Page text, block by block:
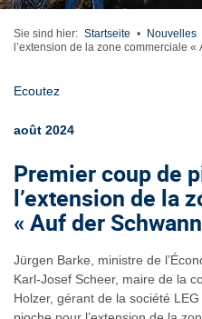
Sie sind hier: Startseite • Nouvelles
l’extension de la zone commerciale
Ecoutez
août 2024
Premier coup de
l’extension de la
« Auf der
Jürgen Barke, ministre de
Karl-Josef Scheer, maire de la
Holzer, gérant de la société